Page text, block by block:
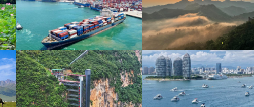
青岛港今年新辟16条国际
航线
河北承德：金山岭长城日
出云海翻涌